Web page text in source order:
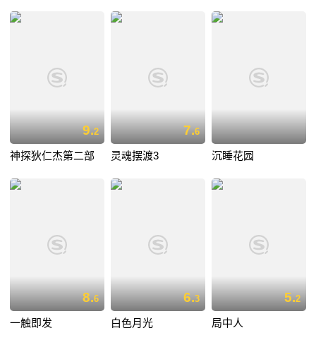
9.2
神探狄仁杰第二部
7.6
灵魂摆渡3 沉睡花园
8.6
一触即发
6.3
白色月光
5.2
局中人